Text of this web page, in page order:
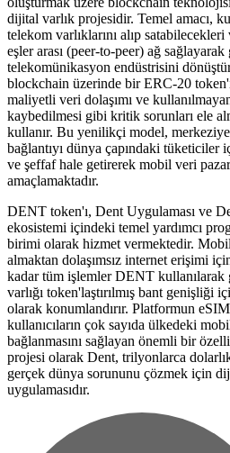
dijital varlık projesidir. Temel amacı,
telekom varlıklarını alıp
eşler arası (peer-to-peer) ağ sağlayarak
telekomünikasyon endüstrisini
blockchain üzerinde bir ERC-20
maliyetli veri dolaşımı ve
kaybedilmesi gibi kritik sorunları ele
kullanır. Bu yenilikçi model,
bağlantıyı dünya çapındaki
ve şeffaf hale getirerek mobil veri
amaçlamaktadır.
DENT token'ı, Dent Uygulaması ve
ekosistemi içindeki temel yardımcı
birimi olarak hizmet vermektedir.
almaktan dolaşımsız internet erişimi
kadar tüm işlemler DENT
varlığı token'laştırılmış bant genişliği
olarak konumlandırır. Platformun
kullanıcıların çok sayıda ülkedeki
bağlanmasını sağlayan önemli bir
projesi olarak Dent, trilyonlarca
gerçek dünya sorununu çözmek için
uygulamasıdır.